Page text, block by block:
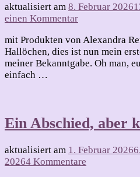
aktualisiert am 8. Februar 2026
einen Kommentarzu
süße
Box
mit Produkten von Alexandra
Hallöchen, dies ist nun mein
meiner Bekanntgabe. Oh man,
einfach …
Ein Abschied, aber
aktualisiert am 1. Februar 2026
20264 Kommentare